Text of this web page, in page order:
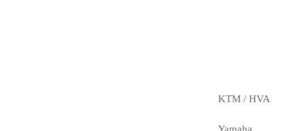
KTM / HVA
Yamaha